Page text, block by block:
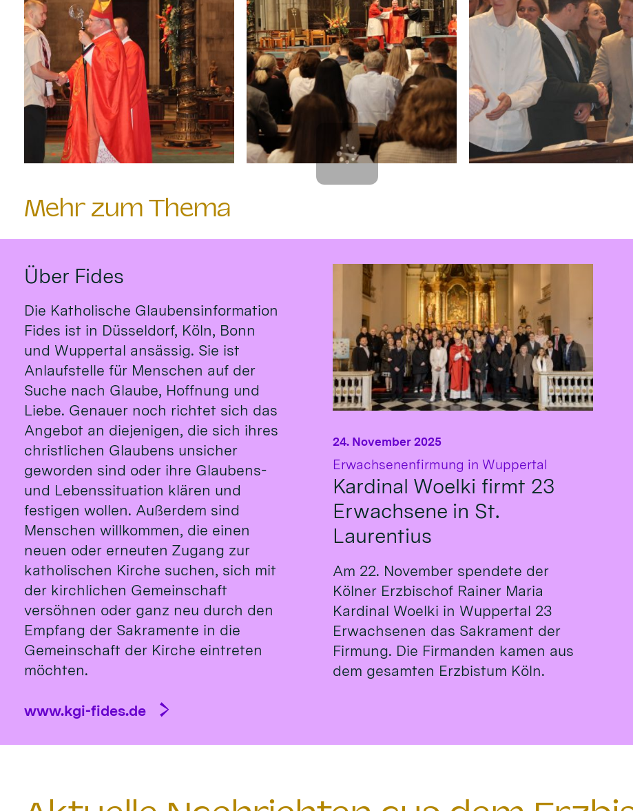
Mehr zum Thema
Über Fides
Die Katholische Glaubensinformation
Fides ist in Düsseldorf, Köln, Bonn
und Wuppertal ansässig. Sie ist
Anlaufstelle für Menschen auf der
Suche nach Glaube, Hoffnung und
Liebe. Genauer noch richtet sich das
Angebot an diejenigen, die sich ihres
christlichen Glaubens unsicher
geworden sind oder ihre Glaubens-
und Lebenssituation klären und
festigen wollen. Außerdem sind
Menschen willkommen, die einen
neuen oder erneuten Zugang zur
katholischen Kirche suchen, sich mit
der kirchlichen Gemeinschaft
versöhnen oder ganz neu durch den
Empfang der Sakramente in die
Gemeinschaft der Kirche eintreten
möchten.
www.kgi-fides.de
Erwachsenenfirmung in Wuppertal
Kardinal Woelki firmt 23
Erwachsene in St.
Laurentius
24. November 2025
Am 22. November spendete der
Kölner Erzbischof Rainer Maria
Kardinal Woelki in Wuppertal 23
Erwachsenen das Sakrament der
Firmung. Die Firmanden kamen aus
dem gesamten Erzbistum Köln.